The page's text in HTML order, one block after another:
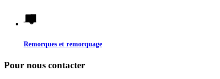
Remorques et remorquage
Pour nous contacter